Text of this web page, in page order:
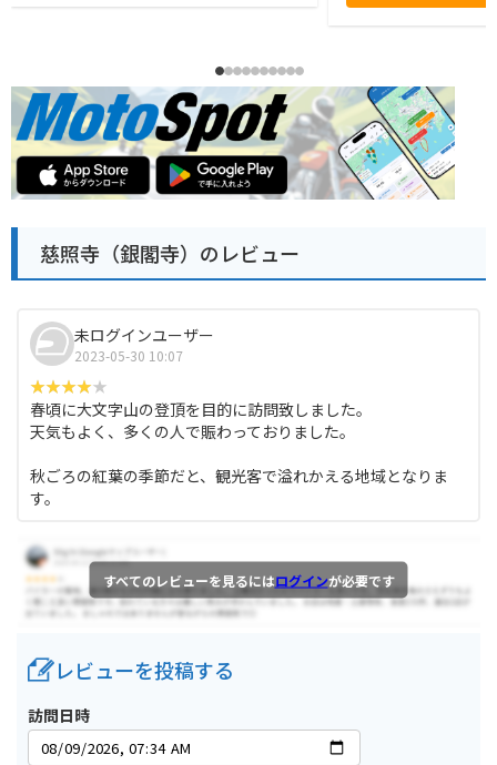
慈照寺（銀閣寺）のレビュー
未ログインユーザー
2023-05-30 10:07
春頃に大文字山の登頂を目的に訪問致しました。
天気もよく、多くの人で賑わっておりました。
秋ごろの紅葉の季節だと、観光客で溢れかえる地域となりま
す。
すべてのレビューを見るにはログインが必要です
レビューを投稿する
訪問日時